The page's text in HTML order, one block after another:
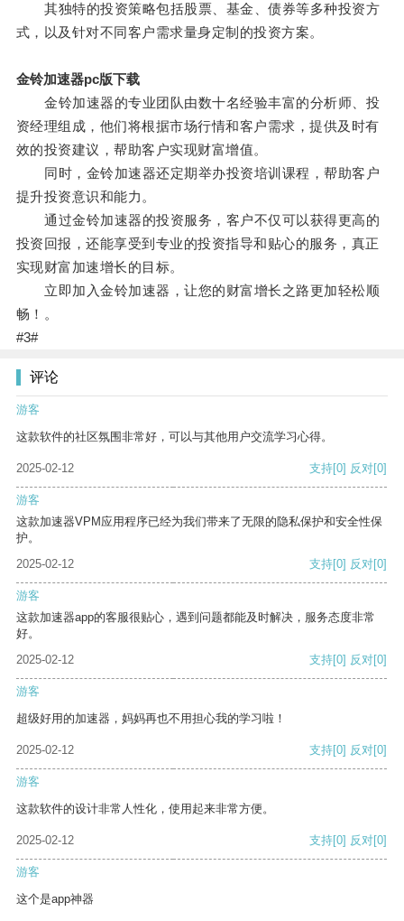
其独特的投资策略包括股票、基金、债券等多种投资方
式，以及针对不同客户需求量身定制的投资方案。
金铃加速器pc版下载
金铃加速器的专业团队由数十名经验丰富的分析师、投
资经理组成，他们将根据市场行情和客户需求，提供及时有
效的投资建议，帮助客户实现财富增值。
同时，金铃加速器还定期举办投资培训课程，帮助客户
提升投资意识和能力。
通过金铃加速器的投资服务，客户不仅可以获得更高的
投资回报，还能享受到专业的投资指导和贴心的服务，真正
实现财富加速增长的目标。
立即加入金铃加速器，让您的财富增长之路更加轻松顺
畅！。
#3#
评论
游客
这款软件的社区氛围非常好，可以与其他用户交流学习心得。
2025-02-12 支持[0] 反对[0]
游客
这款加速器VPM应用程序已经为我们带来了无限的隐私保护和安全性保
护。
2025-02-12
支持[0] 反对[0]
游客
这款加速器app的客服很贴心，遇到问题都能及时解决，服务态度非常
好。
2025-02-12
支持[0] 反对[0]
游客
超级好用的加速器，妈妈再也不用担心我的学习啦！
2025-02-12 支持[0] 反对[0]
游客
这款软件的设计非常人性化，使用起来非常方便。
2025-02-12 支持[0] 反对[0]
游客
这个是app神器